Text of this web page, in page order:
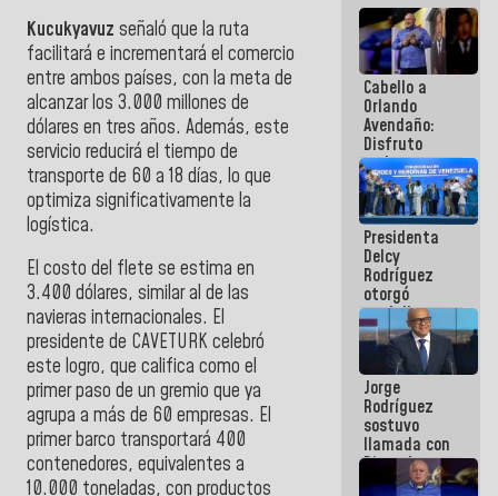
Kucukyavuz señaló que la ruta
facilitará e incrementará el comercio
entre ambos países, con la meta de
alcanzar los 3.000 millones de
dólares en tres años. Además, este
servicio reducirá el tiempo de
transporte de 60 a 18 días, lo que
optimiza significativamente la
logística.
El costo del flete se estima en
3.400 dólares, similar al de las
navieras internacionales. El
presidente de CAVETURK celebró
este logro, que califica como el
primer paso de un gremio que ya
agrupa a más de 60 empresas. El
primer barco transportará 400
contenedores, equivalentes a
10.000 toneladas, con productos
Cabello a
Orlando
Avendaño:
Disfruto
cada vez
que escribes
porque lo
que haces
es
embarrarla
Presidenta
Delcy
Rodríguez
otorgó
medalla
"Héroe de
Venezuela"
a servidores
públicos
Jorge
Rodríguez
sostuvo
llamada con
Dinorah
Figuera y